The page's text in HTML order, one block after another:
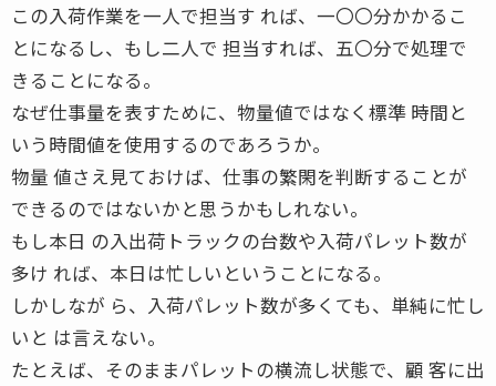
この入荷作業を一人で担当す れば、一〇〇分かかるこ
とになるし、もし二人で 担当すれば、五〇分で処理で
きることになる。
なぜ仕事量を表すために、物量値ではなく標準 時間と
いう時間値を使用するのであろうか。
物量 値さえ見ておけば、仕事の繁閑を判断することが
できるのではないかと思うかもしれない。
もし本日 の入出荷トラックの台数や入荷パレット数が
多け れば、本日は忙しいということになる。
しかしなが ら、入荷パレット数が多くても、単純に忙し
いと は言えない。
たとえば、そのままパレットの横流し状態で、顧 客に出